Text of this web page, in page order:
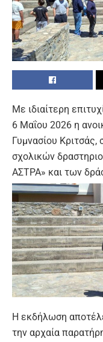
Με ιδιαίτερη
6 Μαΐου 2026 η
Γυμνασίου Κριτσάς,
σχολικών
ΑΣΤΡΑ» και των
Η εκδήλωση
την αρχαία